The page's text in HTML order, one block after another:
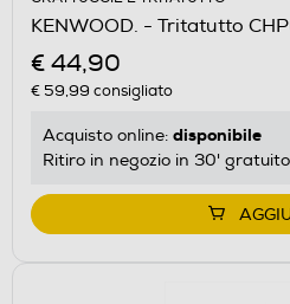
KENWOOD. - Tritatutto
€ 44,90
€ 59,99 consigliato
Acquisto online: disponibile
Ritiro in negozio in 30'